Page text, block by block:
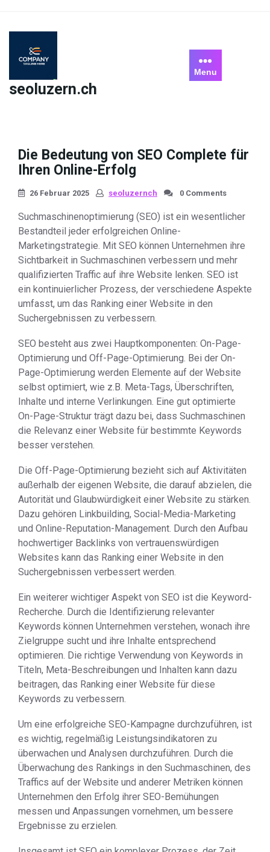
content
seoluzern.ch
Menu
Die Bedeutung von SEO Complete für
Ihren Online-Erfolg
26 Februar 2025 seoluzernch 0 Comments
Suchmaschinenoptimierung (SEO) ist ein wesentlicher
Bestandteil jeder erfolgreichen Online-
Marketingstrategie. Mit SEO können Unternehmen ihre
Sichtbarkeit in Suchmaschinen verbessern und mehr
qualifizierten Traffic auf ihre Website lenken. SEO ist
ein kontinuierlicher Prozess, der verschiedene Aspekte
umfasst, um das Ranking einer Website in den
Suchergebnissen zu verbessern.
SEO besteht aus zwei Hauptkomponenten: On-Page-
Optimierung und Off-Page-Optimierung. Bei der On-
Page-Optimierung werden Elemente auf der Website
selbst optimiert, wie z.B. Meta-Tags, Überschriften,
Inhalte und interne Verlinkungen. Eine gut optimierte
On-Page-Struktur trägt dazu bei, dass Suchmaschinen
die Relevanz einer Website für bestimmte Keywords
besser verstehen.
Die Off-Page-Optimierung bezieht sich auf Aktivitäten
außerhalb der eigenen Website, die darauf abzielen, die
Autorität und Glaubwürdigkeit einer Website zu stärken.
Dazu gehören Linkbuilding, Social-Media-Marketing
und Online-Reputation-Management. Durch den Aufbau
hochwertiger Backlinks von vertrauenswürdigen
Websites kann das Ranking einer Website in den
Suchergebnissen verbessert werden.
Ein weiterer wichtiger Aspekt von SEO ist die Keyword-
Recherche. Durch die Identifizierung relevanter
Keywords können Unternehmen verstehen, wonach ihre
Zielgruppe sucht und ihre Inhalte entsprechend
optimieren. Die richtige Verwendung von Keywords in
Titeln, Meta-Beschreibungen und Inhalten kann dazu
beitragen, das Ranking einer Website für diese
Keywords zu verbessern.
Um eine erfolgreiche SEO-Kampagne durchzuführen, ist
es wichtig, regelmäßig Leistungsindikatoren zu
überwachen und Analysen durchzuführen. Durch die
Überwachung des Rankings in den Suchmaschinen, des
Traffics auf der Website und anderer Metriken können
Unternehmen den Erfolg ihrer SEO-Bemühungen
messen und Anpassungen vornehmen, um bessere
Ergebnisse zu erzielen.